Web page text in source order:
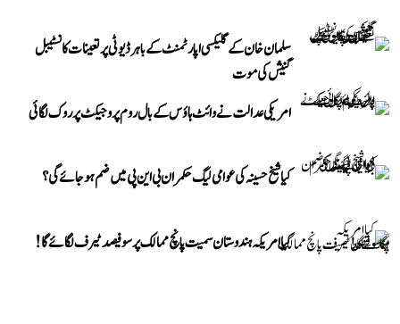
سلمان خان کے گلیکسی اپارٹمنٹ کے باہر ڈیوٹی پر تعینات کانسٹیبل
گنیش کی موت
امریکی عدالت نے وائٹ ہاؤس کے بال روم پروجیکٹ پر روک لگائی
کیا شیخ حسینہ کی عوامی لیگ حکمران بی این پی میں ضم ہو جائے گی؟
کیا امریکہ ہندوستان سمیت پانچ ممالک پر سو فیصد ٹیرف لگائے گا!